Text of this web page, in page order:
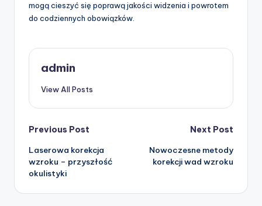
mogą cieszyć się poprawą jakości widzenia i powrotem
do codziennych obowiązków.
admin
View All Posts
Post
navigation
Previous Post
Laserowa korekcja
wzroku – przyszłość
okulistyki
Next Post
Nowoczesne metody
korekcji wad wzroku